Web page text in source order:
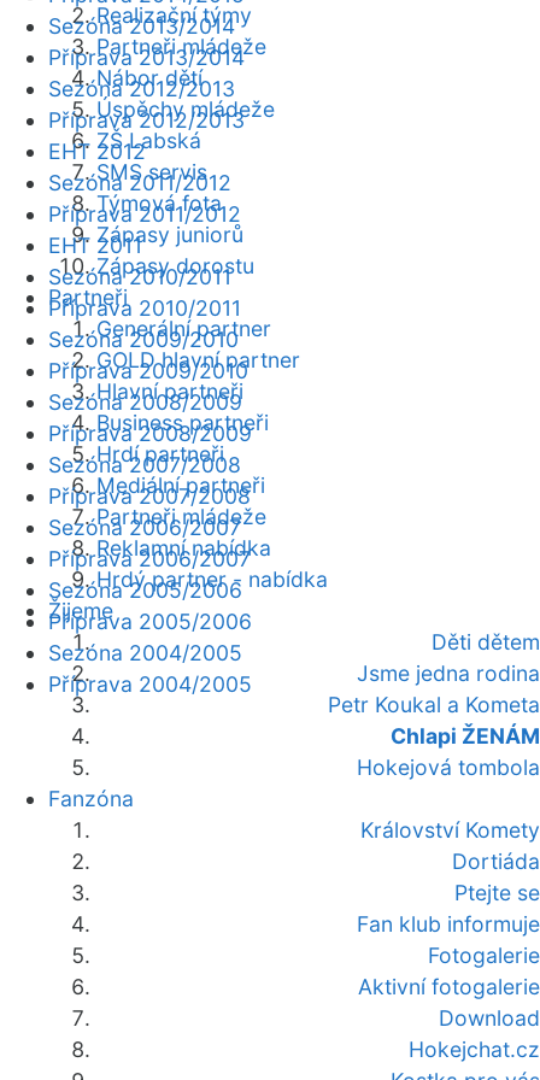
Realizační týmy
Partneři mládeže
Nábor dětí
Úspěchy mládeže
ZŠ Labská
SMS servis
Týmová fota
Zápasy juniorů
Zápasy dorostu
Partneři
Generální partner
GOLD hlavní partner
Hlavní partneři
Business partneři
Hrdí partneři
Mediální partneři
Partneři mládeže
Reklamní nabídka
Hrdý partner - nabídka
Žijeme
Děti dětem
Jsme jedna rodina
Petr Koukal a Kometa
Chlapi ŽENÁM
Hokejová tombola
Fanzóna
Království Komety
Dortiáda
Ptejte se
Fan klub informuje
Fotogalerie
Aktivní fotogalerie
Download
Hokejchat.cz
Sezóna 2013/2014
Příprava 2013/2014
Sezóna 2012/2013
Příprava 2012/2013
EHT 2012
Sezóna 2011/2012
Příprava 2011/2012
EHT 2011
Sezóna 2010/2011
Příprava 2010/2011
Sezóna 2009/2010
Příprava 2009/2010
Sezóna 2008/2009
Příprava 2008/2009
Sezóna 2007/2008
Příprava 2007/2008
Sezóna 2006/2007
Příprava 2006/2007
Sezóna 2005/2006
Příprava 2005/2006
Sezóna 2004/2005
Příprava 2004/2005